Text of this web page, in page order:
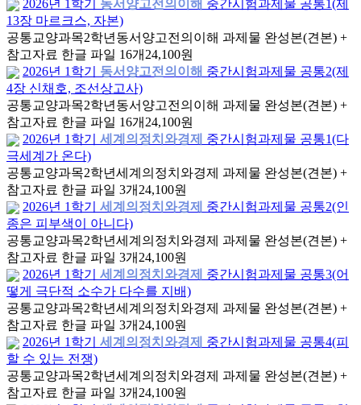
2026년 1학기 동서양고전의이해 중간시험과제물 공통1(제
13장 마르크스, 자본)
공통교양과목2학년 동서양고전의이해 과제물 완성본(견본) +
참고자료 한글 파일 16개 24,100원
2026년 1학기
동서양고전의이해 중간시험과제물 공통2(제
4장 신채호, 조선상고사)
공통교양과목2학년 동서양고전의이해 과제물 완성본(견본) +
참고자료 한글 파일 16개 24,100원
2026년 1학기
세계의정치와경제 중간시험과제물 공통1(다
극세계가 온다)
공통교양과목2학년세계의정치와경제 과제물 완성본(견본) +
참고자료 한글 파일 3개 24,100원
2026년 1학기
세계의정치와경제 중간시험과제물 공통2(인
종은 피부색이 아니다)
공통교양과목2학년세계의정치와경제 과제물 완성본(견본) +
참고자료 한글 파일 3개 24,100원
2026년 1학기
세계의정치와경제 중간시험과제물 공통3(어
떻게 극단적 소수가 다수를 지배)
공통교양과목2학년세계의정치와경제 과제물 완성본(견본) +
참고자료 한글 파일 3개 24,100원
2026년 1학기
세계의정치와경제 중간시험과제물 공통4(피
할 수 있는 전쟁)
공통교양과목2학년세계의정치와경제 과제물 완성본(견본) +
참고자료 한글 파일 3개 24,100원